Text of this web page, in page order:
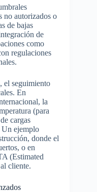
no autorizados o
de bajas
de
como
regulaciones
el seguimiento
En
la
(para
cargas
Un ejemplo
donde el
o en
(Estimated
cliente.